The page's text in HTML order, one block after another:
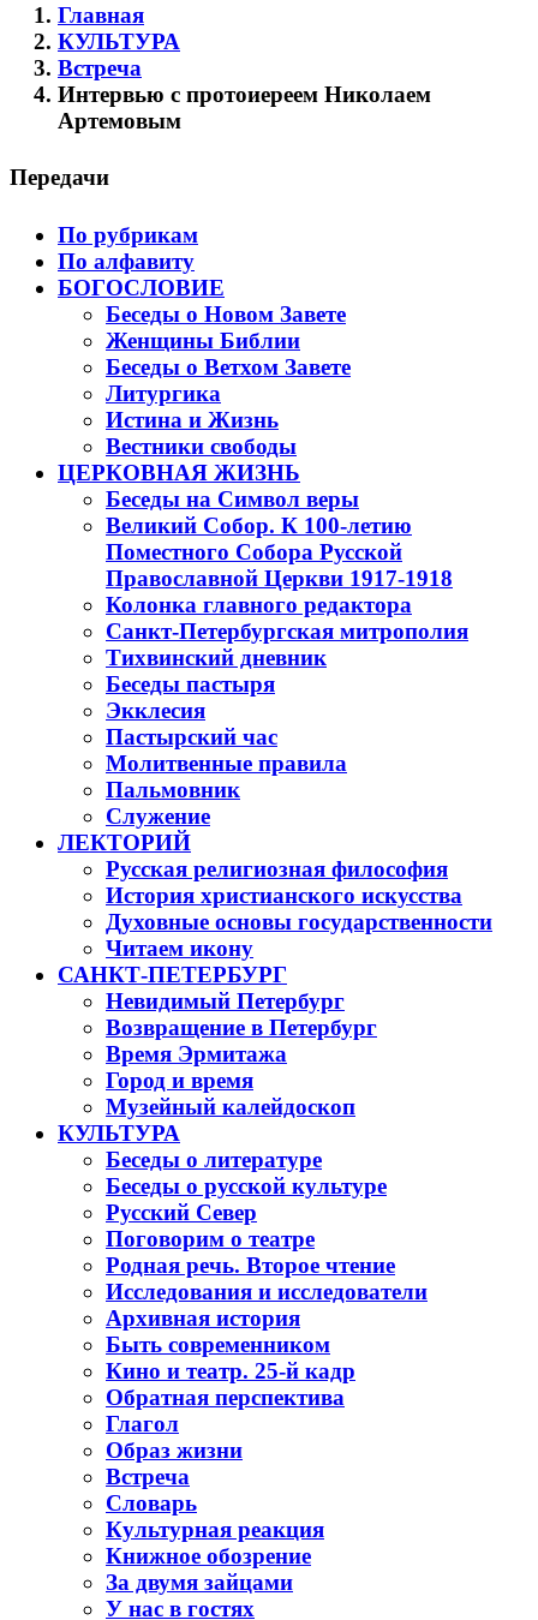
Главная
КУЛЬТУРА
Встреча
Интервью с протоиереем Николаем
Артемовым
Передачи
По рубрикам
По алфавиту
БОГОСЛОВИЕ
Беседы о Новом Завете
Женщины Библии
Беседы о Ветхом Завете
Литургика
Истина и Жизнь
Вестники свободы
ЦЕРКОВНАЯ ЖИЗНЬ
Беседы на Символ веры
Великий Собор. К 100-летию
Поместного Собора Русской
Православной Церкви 1917-1918
Колонка главного редактора
Санкт-Петербургская митрополия
Тихвинский дневник
Беседы пастыря
Экклесия
Пастырский час
Молитвенные правила
Пальмовник
Служение
ЛЕКТОРИЙ
Русская религиозная философия
История христианского искусства
Духовные основы государственности
Читаем икону
САНКТ-ПЕТЕРБУРГ
Невидимый Петербург
Возвращение в Петербург
Время Эрмитажа
Город и время
Музейный калейдоскоп
КУЛЬТУРА
Беседы о литературе
Беседы о русской культуре
Русский Север
Поговорим о театре
Родная речь. Второе чтение
Исследования и исследователи
Архивная история
Быть современником
Кино и театр. 25-й кадр
Обратная перспектива
Глагол
Образ жизни
Встреча
Словарь
Культурная реакция
Книжное обозрение
За двумя зайцами
У нас в гостях